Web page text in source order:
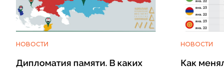
НОВОСТИ
Дипломатия памяти. В каких
НОВОСТИ
Как